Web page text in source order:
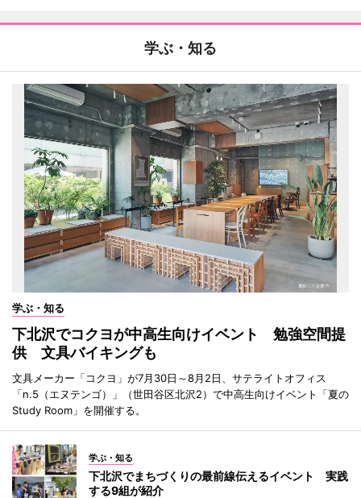
学ぶ・知る
学ぶ・知る
下北沢でコクヨが中高生向けイベント 勉強空間提
供 文具バイキングも
文具メーカー「コクヨ」が7月30日～8月2日、サテライトオフィス
「n.5（エヌテンゴ）」（世田谷区北沢2）で中高生向けイベント「夏の
Study Room」を開催する。
学ぶ・知る
下北沢でまちづくりの最前線伝えるイベント 実践
する9組が紹介